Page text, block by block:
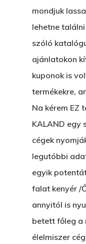
mondjuk
lehetne
szóló
ajánlatokon
kuponok is
termékekre,
Na kérem EZ
KALAND egy
cégek
legutóbbi
egyik
falat kenyér /
annyitól is
betett főleg a
élelmiszer